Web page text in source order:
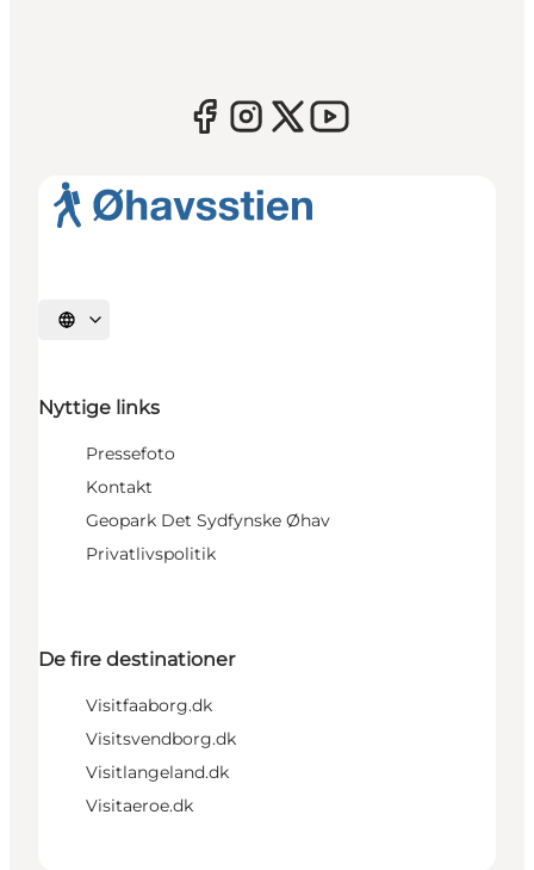
Vælg sprog
Nyttige links
Pressefoto
Kontakt
Geopark Det Sydfynske Øhav
Privatlivspolitik
De fire destinationer
Visitfaaborg.dk
Visitsvendborg.dk
Visitlangeland.dk
Visitaeroe.dk